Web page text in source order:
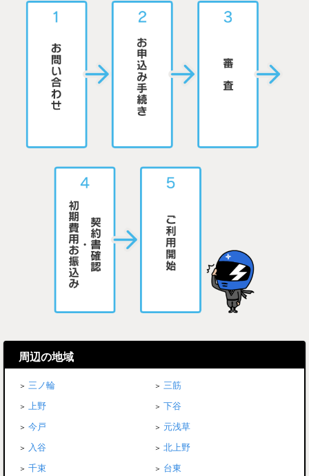
周辺の地域
三ノ輪
三筋
上野
下谷
今戸
元浅草
入谷
北上野
千束
台東